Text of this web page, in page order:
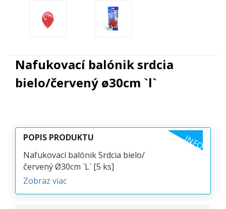
Nafukovací balónik srdcia
bielo/červený ø30cm `l`
POPIS PRODUKTU INFO
Nafukovací balónik Srdcia bielo/
červený Ø30cm `L` [5 ks]
Zobraz viac